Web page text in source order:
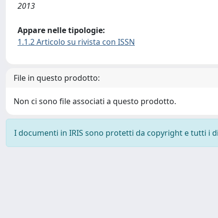
2013
Appare nelle tipologie:
1.1.2 Articolo su rivista con ISSN
File in questo prodotto:
Non ci sono file associati a questo prodotto.
I documenti in IRIS sono protetti da copyright e tutti i